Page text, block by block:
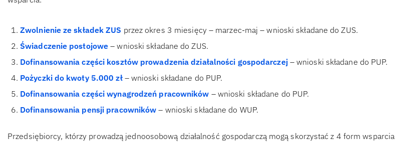
Zwolnienie ze składek ZUS przez okres 3 miesięcy – marzec-maj – wnioski składane do ZUS.
Świadczenie postojowe – wnioski składane do ZUS.
Dofinansowania części kosztów prowadzenia działalności gospodarczej– wnioski składane do PUP.
Pożyczki do kwoty 5.000 zł – wnioski składane do PUP.
Dofinansowania części wynagrodzeń pracowników – wnioski składane do PUP.
Dofinansowania pensji pracowników – wnioski składane do WUP.
Przedsiębiorcy, którzy prowadzą jednoosobową działalność gospodarczą mogą skorzystać z 4 form wsparcia